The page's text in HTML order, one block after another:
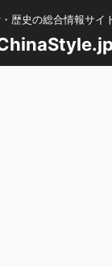
歴史の総合情報サイ